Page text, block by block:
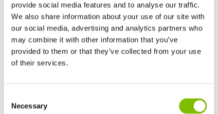
provide social media features and to analyse our traffic.
We also share information about your use of our site with
our social media, advertising and analytics partners who
may combine it with other information that you’ve
provided to them or that they’ve collected from your use
of their services.
Selection
Necessary
Die Nominierung für den PreisProduct of the Yearhebt
die Bedeutung der
HR12N (MK3) elektrischen
Gelenkteleskop-Arbeitsbühnehervor, der neuesten
Generation der kompakten Arbeitsbühnen von Niftylift.
Dank hoher Energieeffizienz, einer besonders niedrigen
vielseitige, emissionsfreie Lösung, die sich ideal für